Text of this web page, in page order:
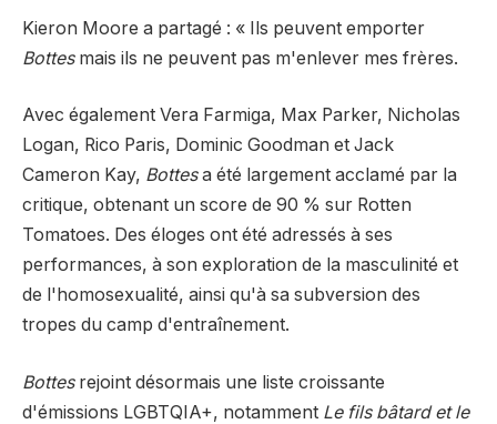
Kieron Moore a partagé : « Ils peuvent emporter
Bottesmais ils ne peuvent pas m'enlever mes frères.
Avec également Vera Farmiga, Max Parker, Nicholas
Logan, Rico Paris, Dominic Goodman et Jack
Cameron Kay, Bottesa été largement acclamé par la
critique, obtenant un score de 90 % sur Rotten
Tomatoes. Des éloges ont été adressés à ses
performances, à son exploration de la masculinité et
de l'homosexualité, ainsi qu'à sa subversion des
tropes du camp d'entraînement.
Bottesrejoint désormais une liste croissante
d'émissions LGBTQIA+, notamment Le fils bâtard et le